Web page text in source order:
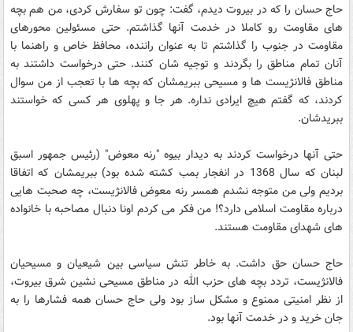
حاج حسان را که در بیروت دیدم، گفت: چون تو سفارش کردی، من هم بچه
های مقاومت رو کاملا در خدمت آنها گذاشتم. حتی مسئولین محورهای
مقاومت در جنوب را گذاشتم تا به عنوان راننده، محافظ خاص و راهنما با
آنان تمام مناطق را بگردند و توجیه شان کنند. حتی درخواست داشتند به
مناطق فالانژیست ها و مسیحی ببریمشان که بچه ها با تعجب از من سوال
کردند، که گفتم هیچ ایرادی نداره. هر جا و پهلوی هر کسی که خواستند
ببریدشان.
حتی آنها درخواست کردند به دیدار بیوه "رنه معوض" (رئیس جمهور اسبق
لبنان که سال 1368 در انفجار بمب کشته شده بود) ببریمشان که اتفاقا
بردیم ولی من متوجه نشدم همسر رنه معوض فالانژیست، چه صحبت هایی
درباره مقاومت اسلامی دارد؟! من فکر می کردم اونا دنبال مصاحبه با خانواده
های شهدای مقاومت هستند.
حاج حسان حق داشت. به خاطر تنش سیاسی بین شیعیان و مسیحیان
فالانژیست، تردد بچه های حزب الله در مناطق مسیحی نشین شرق بیروت،
از نظر امنیتی ممنوع و مشکل ساز بود ولی حاج حسان همه فشارها را به
جان خرید و در خدمت آنها بود.